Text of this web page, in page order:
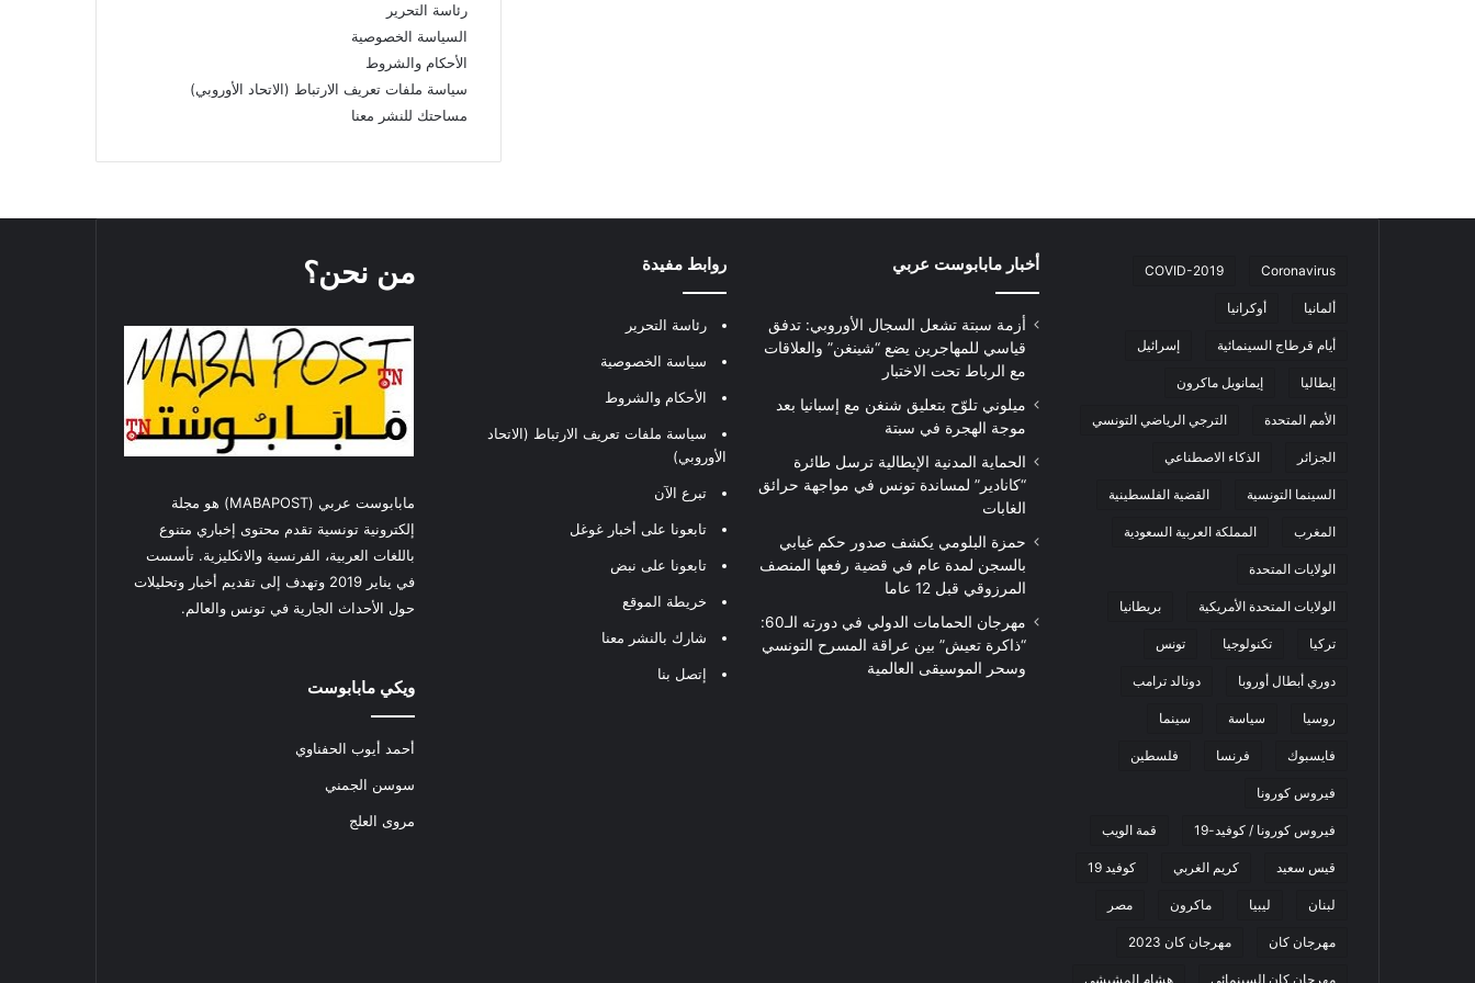
رئاسة التحرير
السياسة الخصوصية
الأحكام والشروط
سياسة ملفات تعريف الارتباط (الاتحاد الأوروبي)
مساحتك للنشر معنا
Coronavirus
COVID-2019
ألمانيا أوكرانيا
أيام قرطاج السينمائية إسرائيل
إيطاليا إيمانويل ماكرون
الأمم المتحدة الترجي الرياضي التونسي
الجزائر الذكاء الاصطناعي
السينما التونسية القضية الفلسطينية
المغرب المملكة العربية السعودية
الولايات المتحدة
الولايات المتحدة الأمريكية بريطانيا
تركيا تكنولوجيا تونس
دوري أبطال أوروبا دونالد ترامب
روسيا سياسة سينما
فايسبوك فرنسا فلسطين
فيروس كورونا
فيروس كورونا / كوفيد-19 قمة الويب
قيس سعيد كريم الغربي كوفيد 19
لبنان ليبيا ماكرون مصر
مهرجان كان مهرجان كان 2023
مهرجان كان السينمائي هشام المشيشي
أخبار مابابوست عربي
أزمة سبتة تشعل السجال الأوروبي: تدفق
قياسي للمهاجرين يضع “شينغن” والعلاقات
مع الرباط تحت الاختبار
ميلوني تلوّح بتعليق شنغن مع إسبانيا بعد
موجة الهجرة في سبتة
الحماية المدنية الإيطالية ترسل طائرة
“كانادير” لمساندة تونس في مواجهة حرائق
الغابات
حمزة البلومي يكشف صدور حكم غيابي
بالسجن لمدة عام في قضية رفعها المنصف
المرزوقي قبل 12 عاما
مهرجان الحمامات الدولي في دورته الـ60:
“ذاكرة تعيش” بين عراقة المسرح التونسي
وسحر الموسيقى العالمية
روابط مفيدة
رئاسة التحرير
سياسة الخصوصية
الأحكام والشروط
سياسة ملفات تعريف الارتباط (الاتحاد
الأوروبي)
تبرع الآن
تابعونا على أخبار غوغل
تابعونا على نبض
خريطة الموقع
شارك بالنشر معنا
إتصل بنا
من نحن؟
مابابوست عربي (MABAPOST) هو مجلة
إلكترونية تونسية تقدم محتوى إخباري متنوع
باللغات العربية، الفرنسية والانكليزية. تأسست
في يناير 2019 وتهدف إلى تقديم أخبار وتحليلات
حول الأحداث الجارية في تونس والعالم.
ويكي مابابوست
أحمد أيوب الحفناوي
سوسن الجمني
مروى العلج